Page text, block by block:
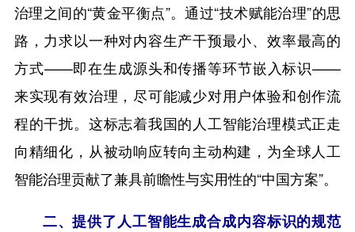
治理之间的“黄金平衡点”。通过“技术赋能治理”的思
路，力求以一种对内容生产干预最小、效率最高的
方式——即在生成源头和传播等环节嵌入标识——
来实现有效治理，尽可能减少对用户体验和创作流
程的干扰。这标志着我国的人工智能治理模式正走
向精细化，从被动响应转向主动构建，为全球人工
智能治理贡献了兼具前瞻性与实用性的“中国方案”。
二、提供了人工智能生成合成内容标识的规范